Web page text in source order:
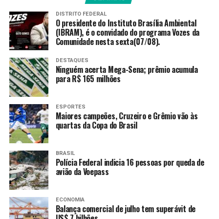
metanol?
Em razão da toxicidade do produto, seu potencial como
adulterador do etanol combustível e da gasolina, os
riscos à saúde humana e à segurança pública, a ANP tem
uma regulamentação rígida, que estabelece o registro
obrigatório para a movimentação e o armazenamento
do produto.
E o etanol?
Já o etanol é uma substância química produzida
especialmente via fermentação de açúcares. As
principais matérias-primas utilizadas para produzir
etanol são cana-de-açúcar, milho, aveia, arroz, cevada,
trigo e sorgo.
O etanol é seguro para
DISTRITO FEDERAL
O presidente do Instituto Brasília Ambiental
(IBRAM), é o convidado do programa Vozes da
Comunidade nesta sexta(07/08).
DESTAQUES
Ninguém acerta Mega-Sena; prêmio acumula
para R$ 165 milhões
ESPORTES
Maiores campeões, Cruzeiro e Grêmio vão às
quartas da Copa do Brasil
BRASIL
Polícia Federal indicia 16 pessoas por queda de
avião da Voepass
ECONOMIA
Balança comercial de julho tem superávit de